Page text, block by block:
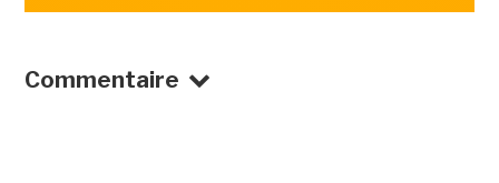
Commentaire